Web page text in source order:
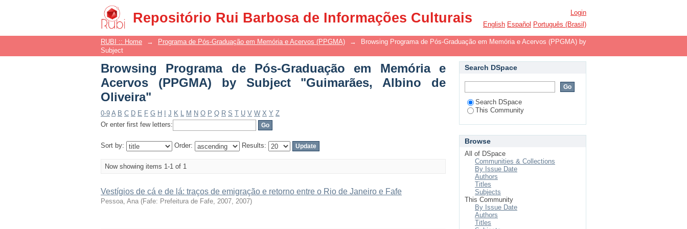
Repositório Rui Barbosa de Informações Culturais
Browsing Programa de Pós-Graduação em Memória e Acervos (PPGMA) by
Subject "Guimarães, Albino de Oliveira"
Login
English Español Português (Brasil)
RUBI :: Home → Programa de Pós-Graduação em Memória e Acervos (PPGMA) →
Browsing Programa de Pós-Graduação em Memória e Acervos (PPGMA) by
Subject
Browsing Programa de Pós-Graduação em Memória e
Acervos (PPGMA) by Subject "Guimarães, Albino de
Oliveira"
0-9 A B C D E F G H J K L M N O P Q R S T U V W X Y Z
Or enter first few letters:
Sort by: Order: Results:
Now showing items 1-1 of 1
Vestígios de cá e de lá: traços de emigração e retorno entre o Rio de Janeiro e Fafe
Pessoa, Ana (Fafe: Prefeitura de Fafe, 2007, 2007)
Search DSpace
Search DSpace
This Community
Browse
All of DSpace
Communities & Collections
By Issue Date
Authors
Titles
Subjects
This Community
By Issue Date
Authors
Titles